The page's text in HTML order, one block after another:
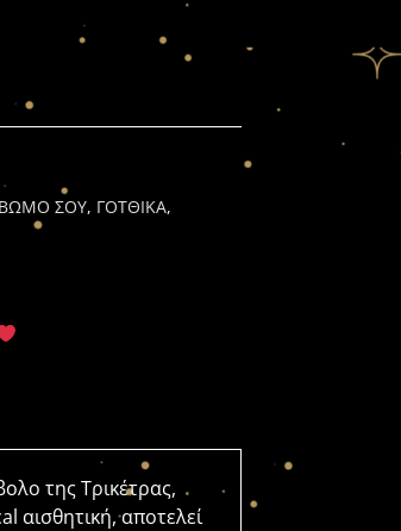
ΒΩΜΟ ΣΟΥ, ΓΟΤΘΙΚΑ,
της Τρικέτρας,
αισθητική, αποτελεί